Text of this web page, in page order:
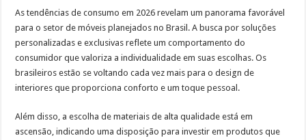
As tendências de consumo em 2026 revelam um panorama favorável
para o setor de móveis planejados no Brasil. A busca por soluções
personalizadas e exclusivas reflete um comportamento do
consumidor que valoriza a individualidade em suas escolhas. Os
brasileiros estão se voltando cada vez mais para o design de
interiores que proporciona conforto e um toque pessoal.
Além disso, a escolha de materiais de alta qualidade está em
ascensão, indicando uma disposição para investir em produtos que